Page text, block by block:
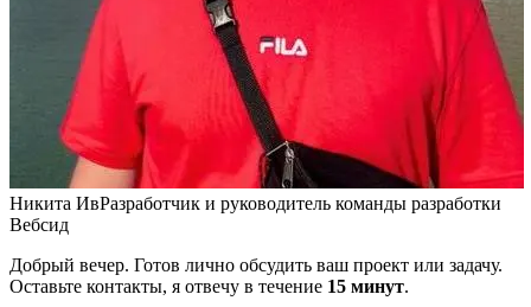
Никита ИвРазработчик и руководитель команды разработки
Вебсид
Добрый вечер. Готов лично обсудить ваш проект или задачу.
Оставьте контакты, я отвечу в течение 15 минут.